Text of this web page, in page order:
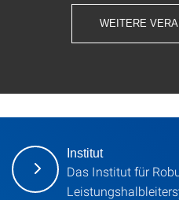
WEITERE
Institut
Das Institut für